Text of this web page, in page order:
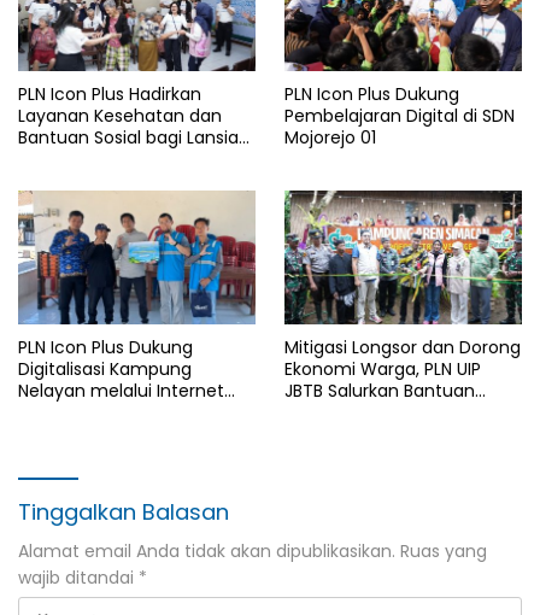
PLN Icon Plus Hadirkan
Layanan Kesehatan dan
Bantuan Sosial bagi Lansia
PLN Icon Plus Dukung
Pembelajaran Digital di SDN
Mojorejo 01
PLN Icon Plus Dukung
Digitalisasi Kampung
Nelayan melalui Internet
Mitigasi Longsor dan Dorong
Ekonomi Warga, PLN UIP
JBTB Salurkan Bantuan
Tinggalkan Balasan
Alamat email Anda tidak akan dipublikasikan. Ruas yang
wajib ditandai *